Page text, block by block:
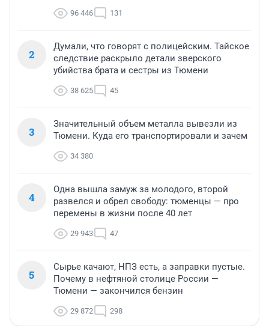
96 446 131
2
Думали, что говорят с полицейским. Тайское
следствие раскрыло детали зверского
убийства брата и сестры из Тюмени
38 625 45
3
Значительный объем металла вывезли из
Тюмени. Куда его транспортировали и зачем
34 380
4
Одна вышла замуж за молодого, второй
развелся и обрел свободу: тюменцы — про
перемены в жизни после 40 лет
29 943 47
5
Сырье качают, НПЗ есть, а заправки пустые.
Почему в нефтяной столице России —
Тюмени — закончился бензин
29 872 298